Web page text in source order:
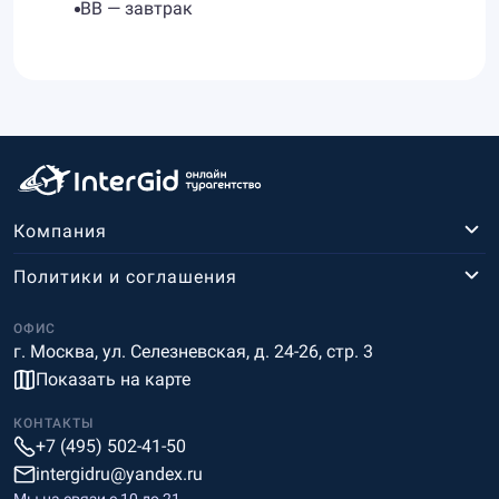
BB — завтрак
Компания
ОФИС
г. Москва, ул. Селезневская, д. 24-26, стр. 3
Показать на карте
Политики и соглашения
КОНТАКТЫ
+7 (495) 502-41-50
intergidru@yandex.ru